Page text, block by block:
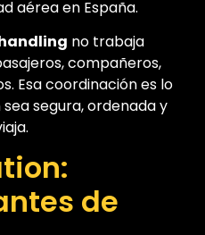
aérea en España.
no trabaja
compañeros,
Esa coordinación es lo
segura, ordenada y
de